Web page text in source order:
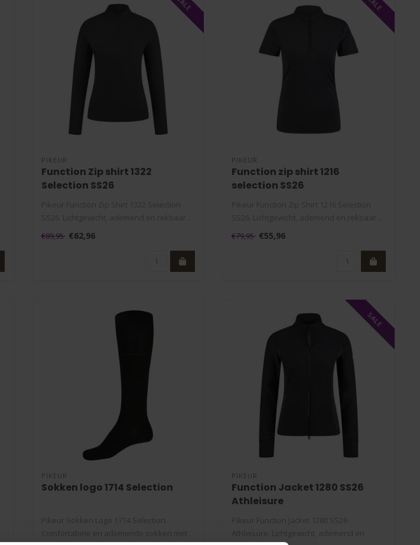
PIKEUR
Function Zip shirt 1322
Selection SS26
€89,95 €62,96
PIKEUR
Function zip shirt 1216
selection SS26
€79,95 €55,96
PIKEUR
Sokken logo 1714 Selection
SALE
PIKEUR
Function Jacket 1280 SS26
Athleisure